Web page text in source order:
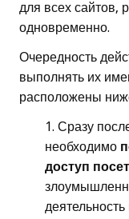
для всех сайтов,
одновременно.
Очередность
выполнять их
расположены
Сразу
необходимо
доступ